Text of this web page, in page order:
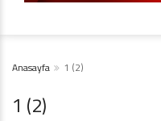
Anasayfa 1 (2)
1 (2)